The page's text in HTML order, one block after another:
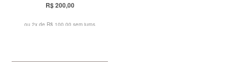
R$ 200,00
ou 2x de R$ 100,00 sem juros